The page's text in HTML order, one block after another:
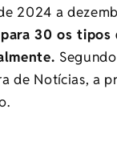
2024 a
30 os tipos
de Notícias, a